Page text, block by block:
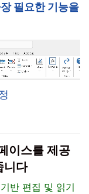
필요한 기능을
이스를 제공
니다
반 편집 및 읽기